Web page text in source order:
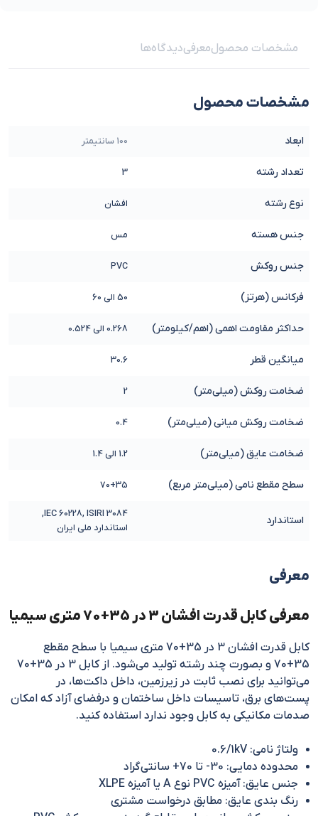
مشخصات محصولمعرفیدیدگاه‌ها
مشخصات محصول
ابعاد 100 سانتیمتر
تعداد رشته 3
نوع رشته افشان
جنس هسته مس
جنس روکش PVC
فرکانس (هرتز) 50 الی 60
حداکثر مقاومت اهمی (اهم/کیلومتر) 0.268 الی 0.524
میانگین قطر 30.6
ضخامت روکش (میلی‌متر) 2
ضخامت روکش میانی (میلی‌متر) 0.4
ضخامت عایق (میلی‌متر) 1.2 الی 1.4
سطح مقطع نامی (میلی‌متر مربع) 70+35
استاندارد
IEC 60228, ISIRI 3084,
استاندارد ملی ایران
معرفی
معرفی کابل قدرت افشان 3 در 35+70 متری سیمیا
کابل قدرت افشان 3 در 35+70 متری سیمیا با سطح مقطع
35+70 و بصورت چند رشته تولید می‌شود. از کابل 3 در 35+70
می‌توانید برای نصب ثابت در زیرزمین، داخل داکت‌ها، در
پست‌های برق، تاسیسات داخل ساختمان و درفضای آزاد که امکان
صدمات مکانیکی به کابل وجود ندارد استفاده کنید.
ولتاژ نامی: 0.6/1kV
محدوده دمایی: 30- تا 70+ سانتی‌گراد
جنس عایق: آمیزه PVC نوع A یا آمیزه XLPE
رنگ بندی عایق: مطابق درخواست مشتری